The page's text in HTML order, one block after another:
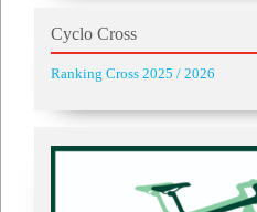
Cyclo Cross
Ranking Cross 2025 / 2026